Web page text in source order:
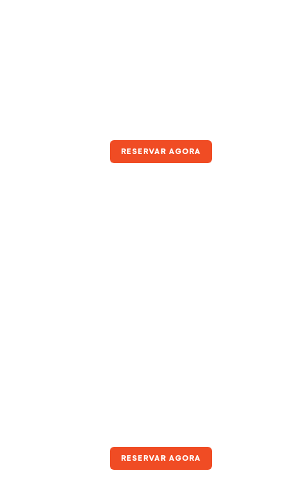
RESERVAR AGORA
RESERVAR AGORA